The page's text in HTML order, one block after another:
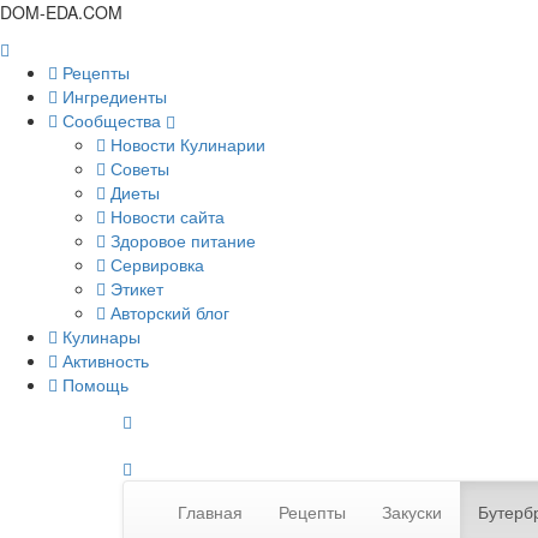
DOM-EDA.COM
Рецепты
Ингредиенты
Сообщества
Новости Кулинарии
Советы
Диеты
Новости сайта
Здоровое питание
Сервировка
Этикет
Авторский блог
Кулинары
Активность
Помощь
Главная Рецепты Закуски